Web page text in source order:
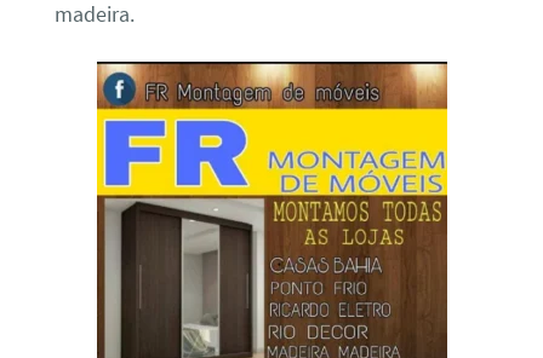
madeira.